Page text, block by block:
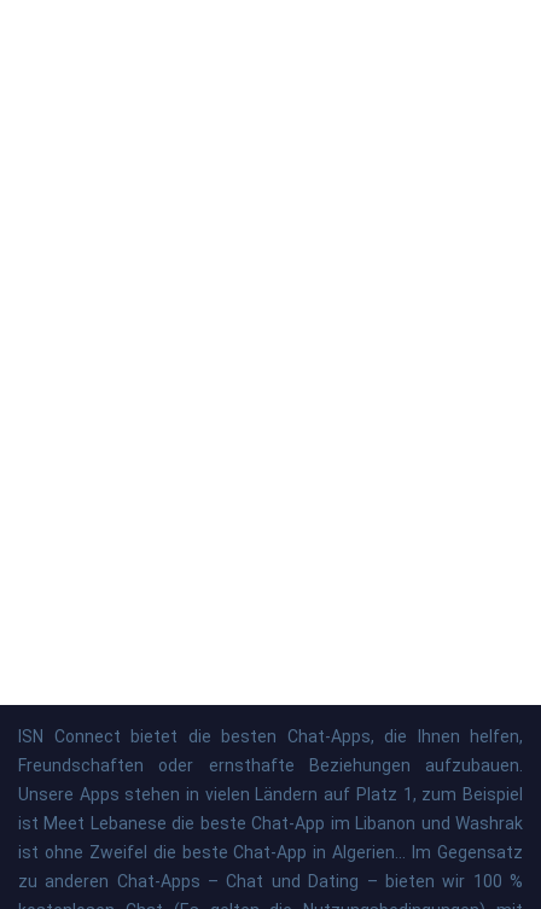
ISN Connect bietet die besten Chat-Apps, die Ihnen helfen,
Freundschaften oder ernsthafte Beziehungen aufzubauen.
Unsere Apps stehen in vielen Ländern auf Platz 1, zum Beispiel
ist Meet Lebanese die beste Chat-App im Libanon und Washrak
ist ohne Zweifel die beste Chat-App in Algerien... Im Gegensatz
zu anderen Chat-Apps – Chat und Dating – bieten wir 100 %